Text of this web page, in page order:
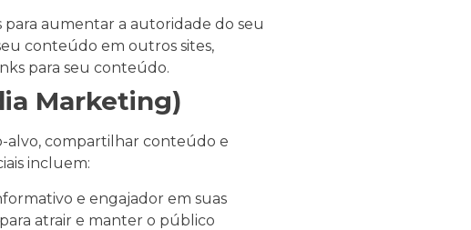
aumentar a autoridade do seu
conteúdo em outros sites,
para seu conteúdo.
Marketing)
alvo, compartilhar conteúdo e
incluem:
e engajador em suas
atrair e manter o público